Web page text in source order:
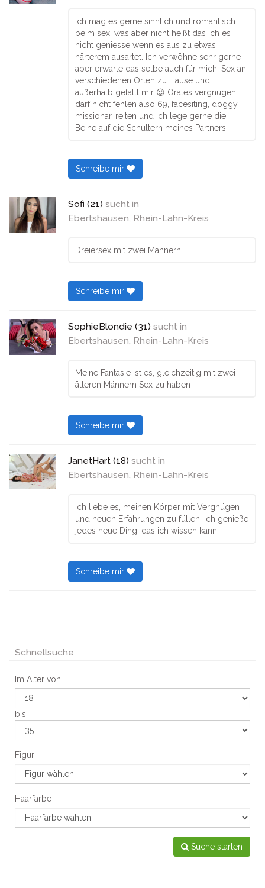
Ich mag es gerne sinnlich und romantisch
beim sex, was aber nicht heißt das ich es
nicht geniesse wenn es aus zu etwas
härterem ausartet. Ich verwöhne sehr gerne
aber erwarte das selbe auch für mich. Sex an
verschiedenen Orten zu Hause und
außerhalb gefällt mir 😉 Orales vergnügen
darf nicht fehlen also 69, facesiting, doggy,
missionar, reiten und ich lege gerne die
Beine auf die Schultern meines Partners.
Schreibe mir
Sofi (21) sucht in
Ebertshausen, Rhein-Lahn-Kreis
Dreiersex mit zwei Männern
Schreibe mir
SophieBlondie (31) sucht in
Ebertshausen, Rhein-Lahn-Kreis
Meine Fantasie ist es, gleichzeitig mit zwei
älteren Männern Sex zu haben
Schreibe mir
JanetHart (18) sucht in
Ebertshausen, Rhein-Lahn-Kreis
Ich liebe es, meinen Körper mit Vergnügen
und neuen Erfahrungen zu füllen. Ich genieße
jedes neue Ding, das ich wissen kann
Schreibe mir
Schnellsuche
Im Alter von
bis
Figur
Haarfarbe
Suche starten